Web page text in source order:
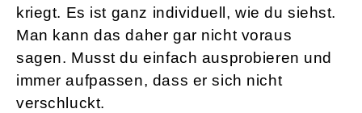
kriegt. Es ist ganz individuell, wie du siehst.
Man kann das daher gar nicht voraus
sagen. Musst du einfach ausprobieren und
immer aufpassen, dass er sich nicht
verschluckt.